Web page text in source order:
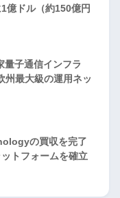
億ドル（約150億円
量子通信インフラ
州最大級の運用ネッ
の買収を完了
トフォームを確立